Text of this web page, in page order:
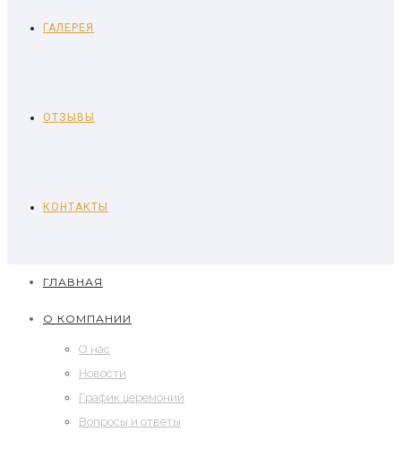
ГАЛЕРЕЯ
ОТЗЫВЫ
КОНТАКТЫ
ГЛАВНАЯ
О КОМПАНИИ
О нас
Новости
График церемоний
Вопросы и ответы